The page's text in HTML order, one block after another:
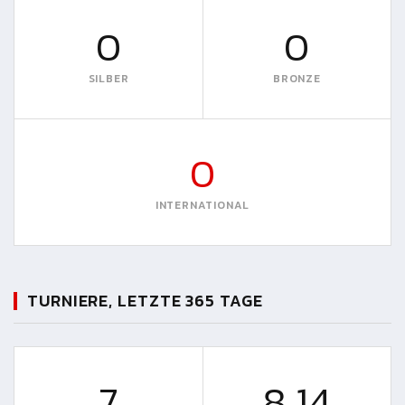
0
SILBER
0
BRONZE
0
INTERNATIONAL
TURNIERE, LETZTE 365 TAGE